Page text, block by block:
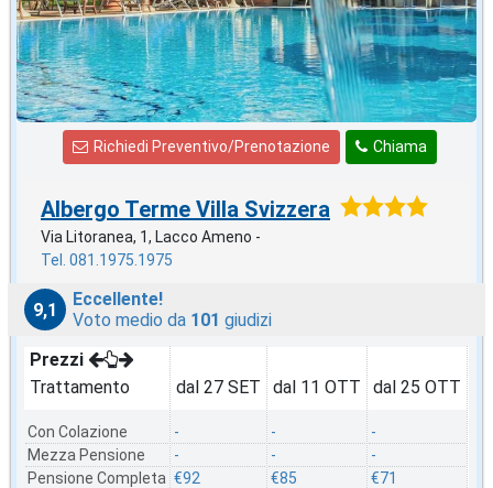
Chiama
Richiedi Preventivo/Prenotazione
Albergo Terme Villa Svizzera
Via Litoranea, 1, Lacco Ameno -
Tel. 081.1975.1975
9,1
Eccellente!
Voto medio da 101 giudizi
Prezzi
Trattamento
Con Colazione
Mezza Pensione
Pensione Completa
dal 27 SET
-
-
€92
dal 11 OTT
-
-
€85
dal 25 OTT
-
-
€71